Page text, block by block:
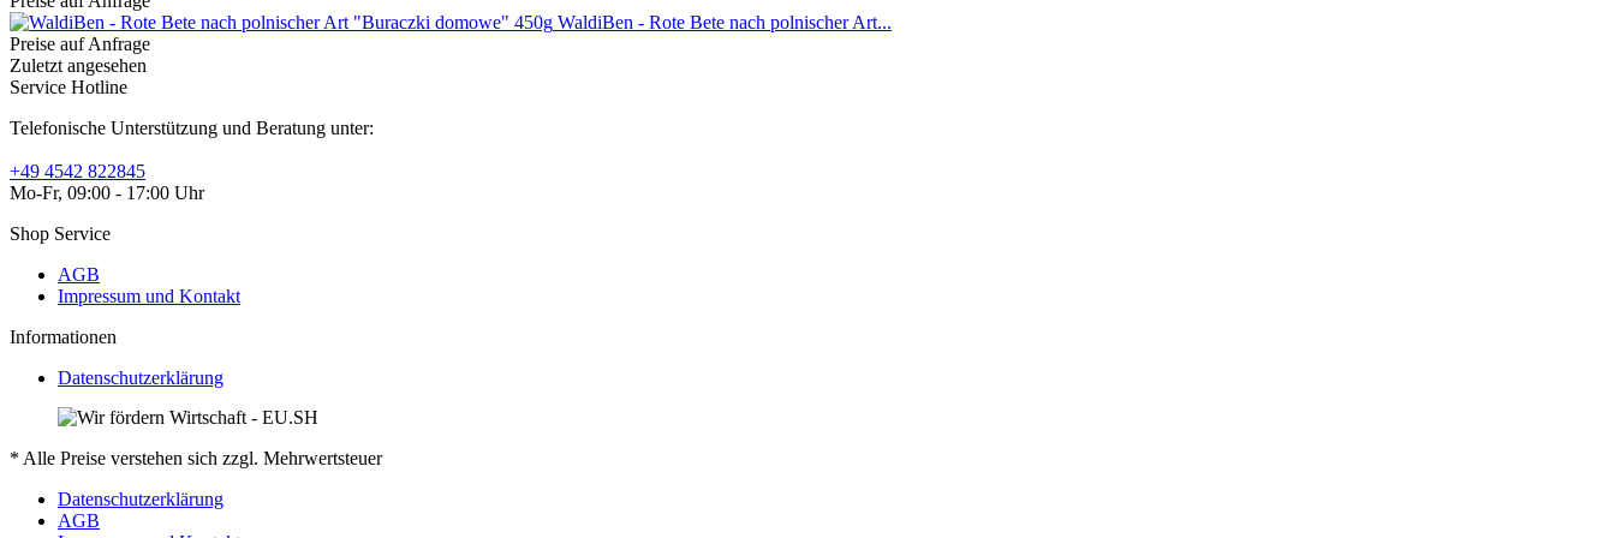
WaldiBen - Rote Bete nach polnischer Art...
Preise auf Anfrage
Zuletzt angesehen
Service Hotline
Telefonische Unterstützung und Beratung unter:
+49 4542 822845
Mo-Fr, 09:00 - 17:00 Uhr
Shop Service
AGB
Impressum und Kontakt
Informationen
Datenschutzerklärung
* Alle Preise verstehen sich zzgl. Mehrwertsteuer
Datenschutzerklärung
AGB